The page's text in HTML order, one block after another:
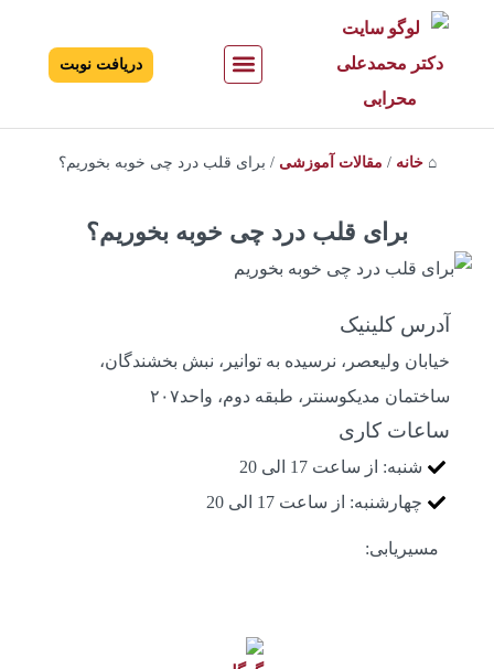
دریافت نوبت
⌂ خانه / مقالات آموزشی / برای قلب درد چی خوبه بخوریم؟
برای قلب درد چی خوبه بخوریم؟
آدرس کلینیک
خیابان ولیعصر، نرسیده به توانیر، نبش بخشندگان،
ساختمان مدیکوسنتر، طبقه دوم، واحد۲۰۷
ساعات کاری
شنبه: از ساعت 17 الی 20
چهارشنبه: از ساعت 17 الی 20
مسیریابی: